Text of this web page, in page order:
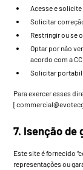
Acesse e
Solicitar
Restringir ou se
Optar por não
acordo com a
Solicitar
Para exercer esses
[
7. Isenção de
Este site é fornecido
representações ou